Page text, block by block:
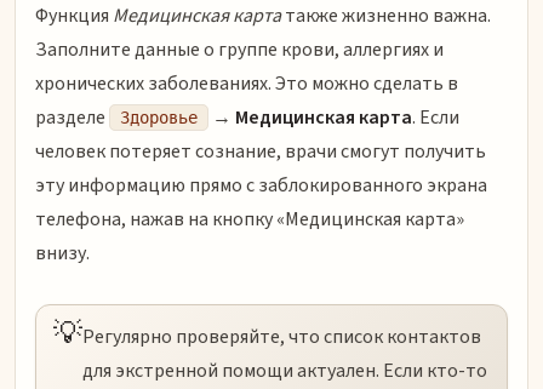
Функция Медицинская картатакже жизненно важна.
Заполните данные о группе крови, аллергиях и
хронических заболеваниях. Это можно сделать в
разделе
Здоровье → Медицинская карта. Если
человек потеряет сознание, врачи смогут получить
эту информацию прямо с заблокированного экрана
телефона, нажав на кнопку «Медицинская карта»
внизу.
💡Регулярно проверяйте, что список контактов
для экстренной помощи актуален. Если кто-то